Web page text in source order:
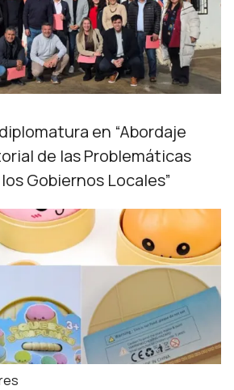
en “Abordaje
de las Problemáticas
Gobiernos Locales”